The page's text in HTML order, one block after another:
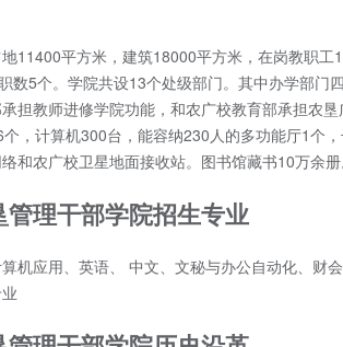
11400平方米，建筑18000平方米，在岗教职
数5个。学院共设13个处级部门。其中办学部
担教师进修学院功能，和农广校教育部承担农
，计算机300台，能容纳230人的多功能厅1个
和农广校卫星地面接收站。图书馆藏书10万余
理干部学院招生专业
机应用、英语、 中文、文秘与办公自动化、